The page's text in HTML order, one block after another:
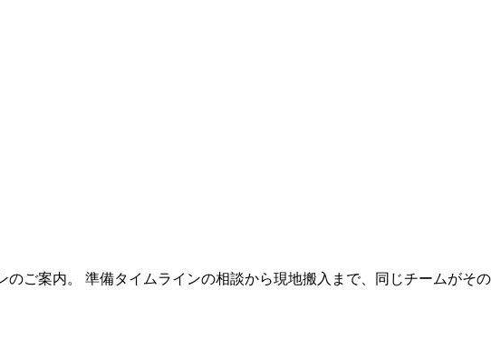
ご案内。 準備タイムラインの相談から現地搬入まで、同じチームがその